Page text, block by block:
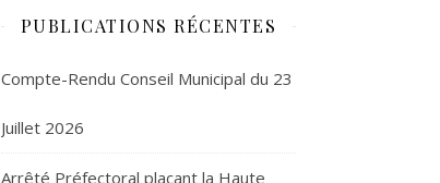
PUBLICATIONS RÉCENTES
Compte-Rendu Conseil Municipal du 23
Juillet 2026
Arrêté Préfectoral plaçant la Haute